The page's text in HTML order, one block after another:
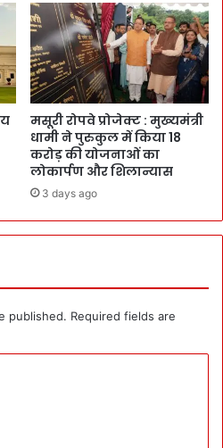
मसूरी रोपवे प्रोजेक्ट : मुख्‍यमंत्री
धामी ने पुरुकुल में किया 18
करोड़ की योजनाओं का
लोकार्पण और शिलान्यास
3 days ago
published. Required fields are